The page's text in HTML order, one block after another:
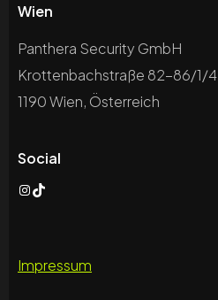
Wien
Panthera Security GmbH
Krottenbachstraße 82-86/1/4
1190 Wien, Österreich
Social
Instagram
TikTok
Impressum